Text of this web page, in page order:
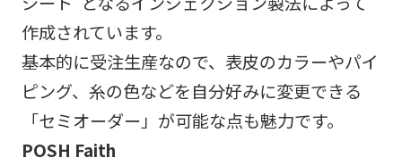
作成されています。
基本的に受注生産なので、表皮のカラーやパイ
ピング、糸の色などを自分好みに変更できる
「セミオーダー」が可能な点も魅力です。
POSH Faith